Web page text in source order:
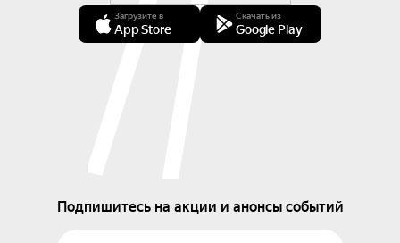
Загрузите в
App Store
Скачать из
Google Play
Подпишитесь на акции и анонсы событий